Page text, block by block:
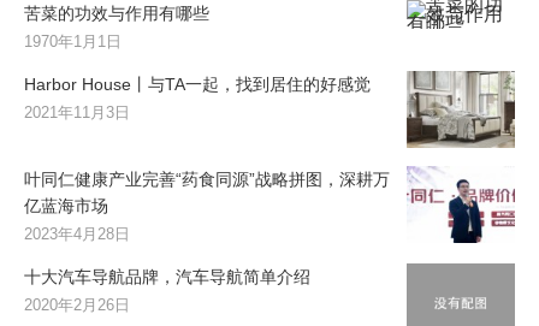
苦菜的功效与作用有哪些
1970年1月1日
Harbor House丨与TA一起，找到居住的好感觉
2021年11月3日
叶同仁健康产业完善“药食同源”战略拼图，深耕万
亿蓝海市场
2023年4月28日
十大汽车导航品牌，汽车导航简单介绍
2020年2月26日